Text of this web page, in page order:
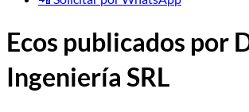
Ecos publicados por
Ingeniería SRL